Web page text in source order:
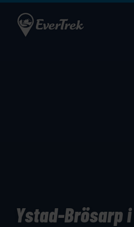
Ystad-Brösarp